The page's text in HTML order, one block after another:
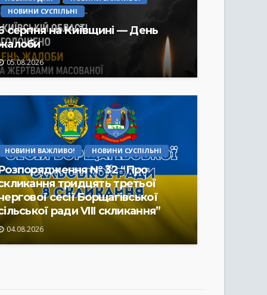
НОВИНИ СУСПІЛЬНІ
серпня на Київщині — День
05.08.2026
НОВИНИ ВАЖЛИВО! НОВИНИ СУСПІЛЬНІ
№ 32 “Про
тридцять третьої
сесії Борщагівської
ради VIII скликання”
04.08.2026